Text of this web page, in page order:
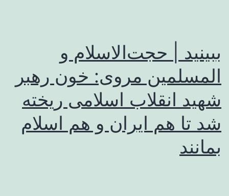
ببینید | حجت‌الاسلام و
المسلمین مروی: خون رهبر
شهید انقلاب اسلامی ریخته
شد تا هم ایران و هم اسلام
بمانند